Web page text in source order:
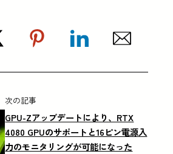
次の記事
GPU-Zアップデートにより、RTX
4080 GPUのサポートと16ピン電源入
力のモニタリングが可能になった